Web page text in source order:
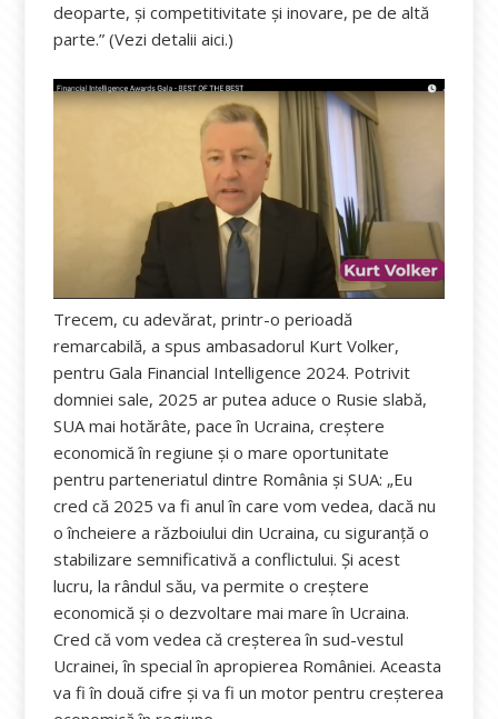
deoparte, și competitivitate și inovare, pe de altă
parte.” (Vezi detalii aici.)
Trecem, cu adevărat, printr-o perioadă
remarcabilă, a spus ambasadorul Kurt Volker,
pentru Gala Financial Intelligence 2024. Potrivit
domniei sale, 2025 ar putea aduce o Rusie slabă,
SUA mai hotărâte, pace în Ucraina, creștere
economică în regiune și o mare oportunitate
pentru parteneriatul dintre România și SUA: „Eu
cred că 2025 va fi anul în care vom vedea, dacă nu
o încheiere a războiului din Ucraina, cu siguranță o
stabilizare semnificativă a conflictului. Și acest
lucru, la rândul său, va permite o creștere
economică și o dezvoltare mai mare în Ucraina.
Cred că vom vedea că creșterea în sud-vestul
Ucrainei, în special în apropierea României. Aceasta
va fi în două cifre și va fi un motor pentru creșterea